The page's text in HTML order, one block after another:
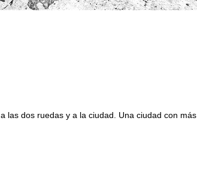
las dos ruedas y a la ciudad. Una ciudad con más